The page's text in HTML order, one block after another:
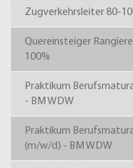
Zugverkehrsleiter 80-
Quereinsteiger
100%
Praktikum
- BM WDW
Praktikum
(m/w/d) - BM WDW